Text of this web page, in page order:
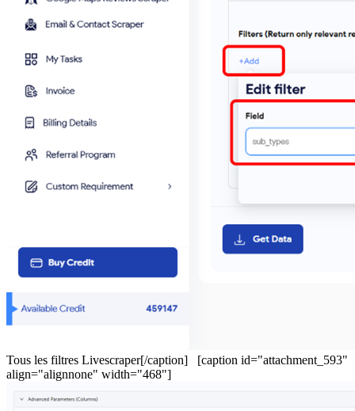
Tous les filtres Livescraper[/caption] [caption id="attachment_593"
align="alignnone" width="468"]